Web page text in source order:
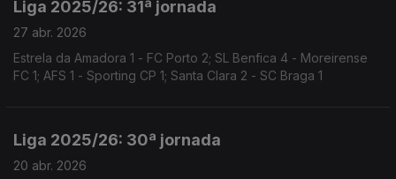
Liga 2025/26: 31ª jornada
27 abr. 2026
Estrela da Amadora 1 - FC Porto 2; SL Benfica 4 - Moreirense
FC 1; AFS 1 - Sporting CP 1; Santa Clara 2 - SC Braga 1
Liga 2025/26: 30ª jornada
20 abr. 2026